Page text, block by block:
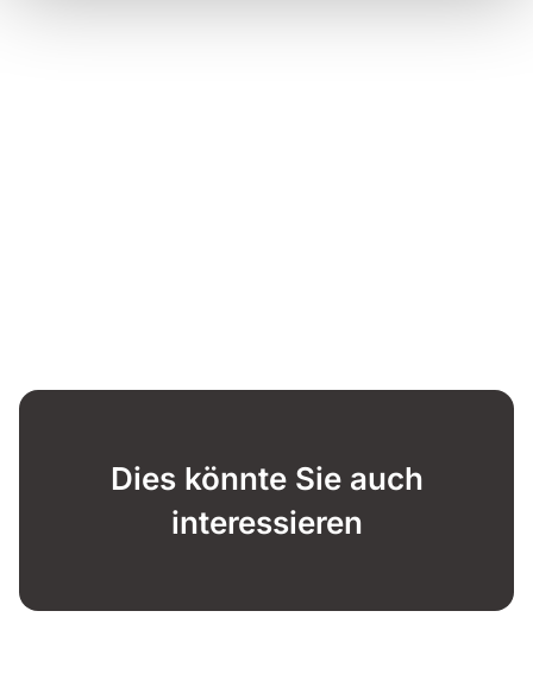
Dies könnte Sie auch
interessieren